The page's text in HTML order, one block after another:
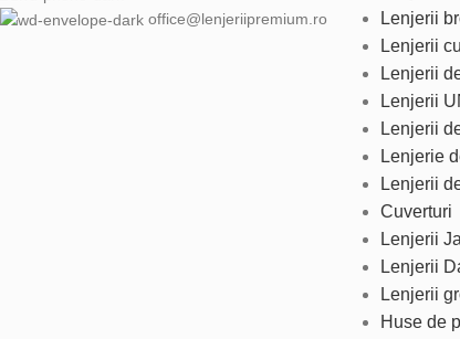
office@lenjeriipremium.ro
Lenjerii
Lenjerii
Lenjerii
Lenjerii
Lenjerii
Lenjerie
Lenjerii
Cuverturi
Lenjerii
Lenjerii
Lenjerii
Huse de